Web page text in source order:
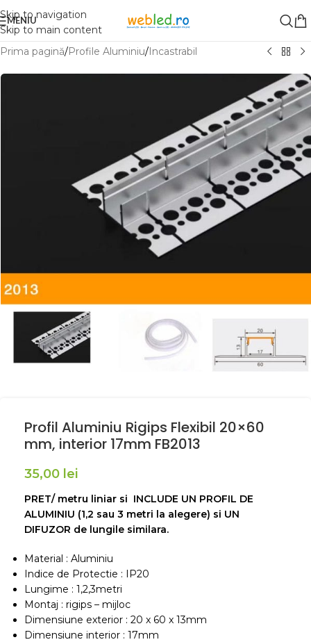
Skip to navigation
Skip to main content
MENIU
Prima pagină/Profile Aluminiu/Incastrabil
Profil Aluminiu Rigips Flexibil 20×60
mm, interior 17mm FB2013
35,00 lei
PRET/ metru liniar si INCLUDE UN PROFIL DE
ALUMINIU (1,2 sau 3 metri la alegere) si UN
DIFUZOR de lungile similara.
Material : Aluminiu
Indice de Protectie : IP20
Lungime : 1,2,3metri
Montaj : rigips – mijloc
Dimensiune exterior : 20 x 60 x 13mm
Dimensiune interior : 17mm